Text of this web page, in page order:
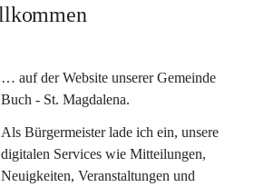
… auf der Website unserer Gemeinde
Buch - St. Magdalena.
Als Bürgermeister lade ich ein, unsere
digitalen Services wie Mitteilungen,
Neuigkeiten, Veranstaltungen und